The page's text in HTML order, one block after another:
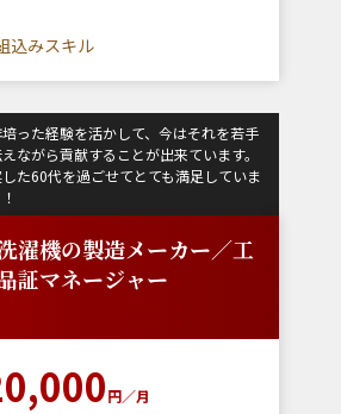
込みスキル
った経験を活かして、今はそれを若手
ながら貢献することが出来ています。
た60代を過ごせてとても満足していま
濯機の製造メーカー／工
証マネージャー
円／月